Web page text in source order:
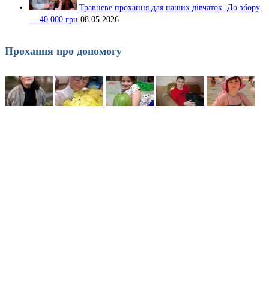
Травневе прохання для наших дівчаток. До збору
— 40 000 грн 08.05.2026
Прохання про допомогу